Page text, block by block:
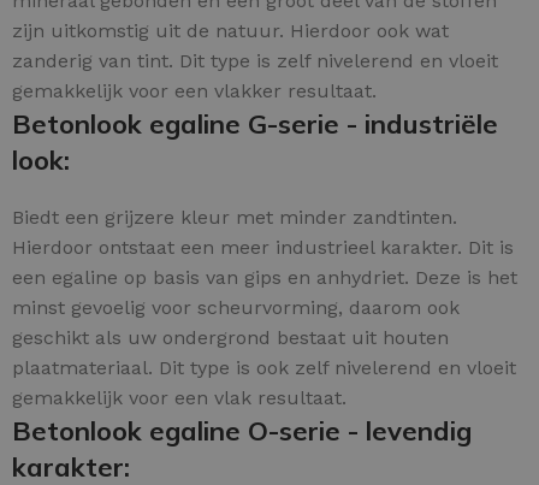
zijn uitkomstig uit de natuur. Hierdoor ook wat
zanderig van tint. Dit type is zelf nivelerend en vloeit
gemakkelijk voor een vlakker resultaat.
Betonlook egaline G-serie - industriële
look:
Biedt een grijzere kleur met minder zandtinten.
Hierdoor ontstaat een meer industrieel karakter. Dit is
een egaline op basis van gips en anhydriet. Deze is het
minst gevoelig voor scheurvorming, daarom ook
geschikt als uw ondergrond bestaat uit houten
plaatmateriaal. Dit type is ook zelf nivelerend en vloeit
gemakkelijk voor een vlak resultaat.
Betonlook egaline O-serie - levendig
karakter: